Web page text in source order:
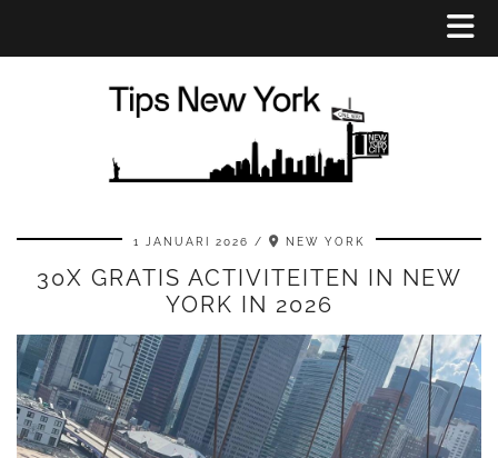
1 JANUARI 2026 NEW YORK
30X GRATIS ACTIVITEITEN IN NEW
YORK IN 2026